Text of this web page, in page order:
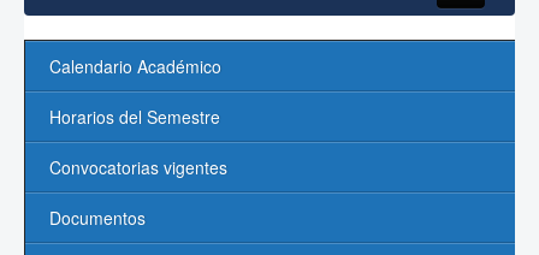
Maestría
Doctorado
Admisión
Ingreso
Calendario Académico
Horarios del Semestre
Convocatorias vigentes
Documentos